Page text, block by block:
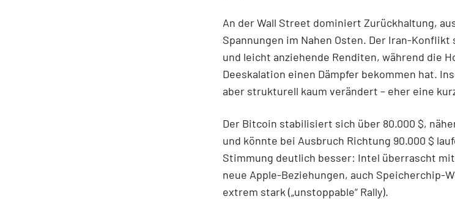
An der Wall Street dominiert Zurückhaltung,
Spannungen im Nahen Osten. Der Iran-
und leicht anziehende Renditen, während die
Deeskalation einen Dämpfer bekommen hat.
aber strukturell kaum verändert – eher eine
Der Bitcoin stabilisiert sich über 80.000 $,
und könnte bei Ausbruch Richtung 90.000 $
Stimmung deutlich besser: Intel überrascht
neue Apple-Beziehungen, auch Speicherchip-
extrem stark („unstoppable“ Rally).